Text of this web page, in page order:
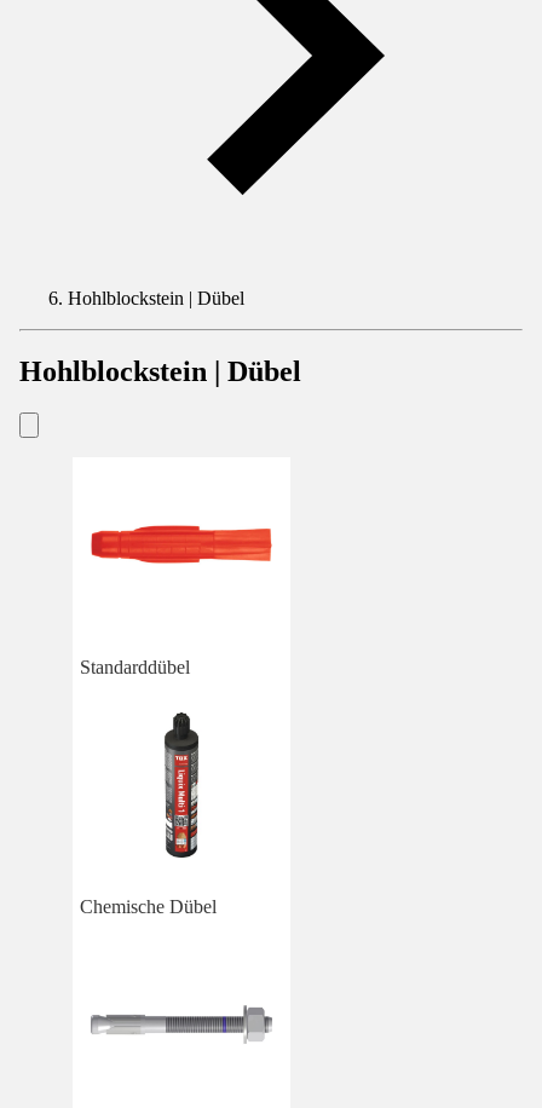
Hohlblockstein | Dübel
Hohlblockstein | Dübel
Standarddübel
Chemische Dübel